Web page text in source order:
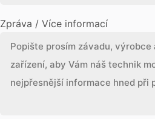
Zpráva / Více informací